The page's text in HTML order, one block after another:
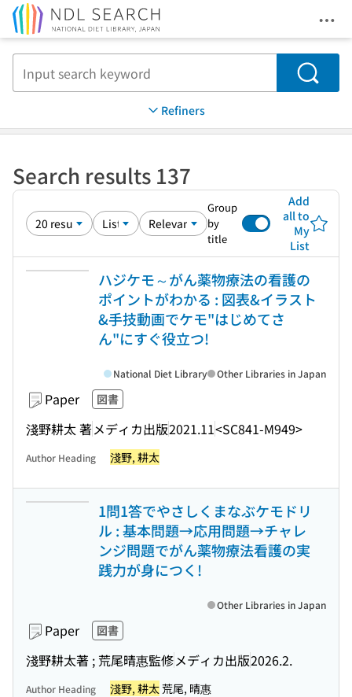
Search
Refiners
Search results 137
Group
by
title
Add
all to
My
List
ハジケモ～がん薬物療法の看護の
ポイントがわかる : 図表&イラスト
&手技動画でケモ"はじめてさ
ん"にすぐ役立つ!
Paper 図書
淺野耕太 著メディカ出版2021.11<SC841-M949>
National Diet Library Other Libraries in Japan
Author Heading 淺野, 耕太
1問1答でやさしくまなぶケモドリ
ル : 基本問題→応用問題→チャレ
ンジ問題でがん薬物療法看護の実
践力が身につく!
Paper 図書
淺野耕太著 ; 荒尾晴惠監修メディカ出版2026.2.
Other Libraries in Japan
Author Heading 淺野, 耕太荒尾, 晴惠